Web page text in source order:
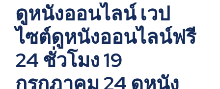
ดูหนังออนไลน์ เวป
ไซต์ดูหนังออนไลน์ฟรี
24 ชั่วโมง 19
กรกฎาคม 24 ดูหนัง